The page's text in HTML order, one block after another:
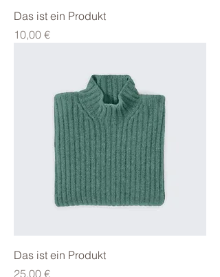
Das ist ein Produkt
Preis
10,00 €
Das ist ein Produkt
Preis
25,00 €